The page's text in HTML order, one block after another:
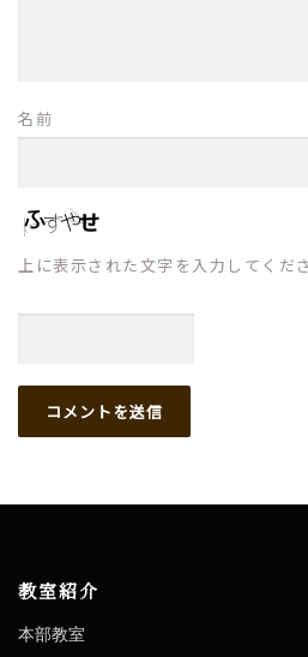
名前
上に表示された文字を入力してくださ
教室紹介
本部教室